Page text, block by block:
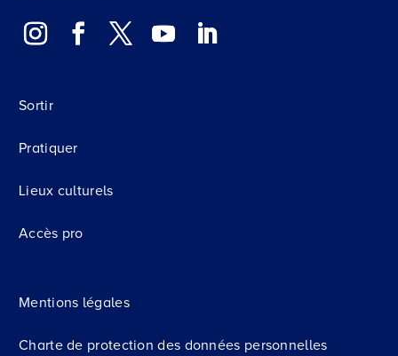
Sortir
Pratiquer
Lieux culturels
Accès pro
Mentions légales
Charte de protection des données personnelles